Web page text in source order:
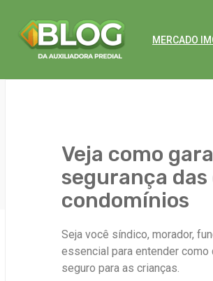
MERCADO
Veja como
segurança
condomínios
Seja você síndico, morador,
essencial para entender como
seguro para as crianças.